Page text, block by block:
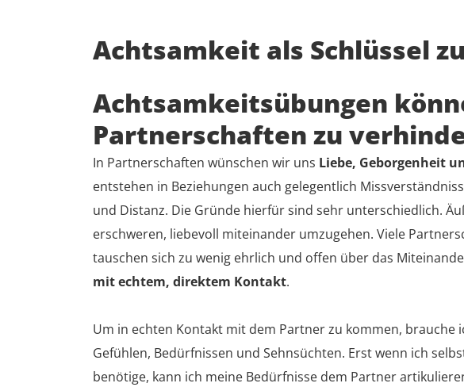
Achtsamkeit als Schlüssel
Achtsamkeitsübungen
Partnerschaften zu
In Partnerschaften wünschen wir uns Liebe, Geborgenheit
entstehen in Beziehungen auch gelegentlich
und Distanz. Die Gründe hierfür sind sehr unterschiedlich.
erschweren, liebevoll miteinander umzugehen. Viele
tauschen sich zu wenig ehrlich und offen über das
mit echtem, direktem Kontakt.
Um in echten Kontakt mit dem Partner zu kommen, brauche
Gefühlen, Bedürfnissen und Sehnsüchten. Erst wenn ich
benötige, kann ich meine Bedürfnisse dem Partner